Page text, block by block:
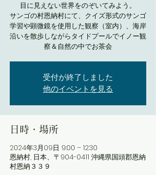
目に見えない世界をのぞいてみよう。
サンゴの村恩納村にて、クイズ形式のサンゴ
学習や顕微鏡を使用した観察（室内）、海岸
沿いを散歩しながらタイドプールでイノー観
察＆自然の中でお茶会
受付が終了しました
他のイベントを見る
日時・場所
2024年3月09日 9:00 – 12:30
恩納村, 日本、〒904-0411 沖縄県国頭郡恩納
村恩納３３９